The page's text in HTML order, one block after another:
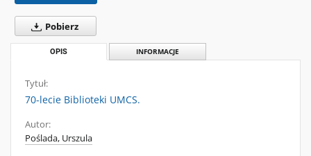
Pobierz
OPIS INFORMACJE
Tytuł:
70-lecie Biblioteki UMCS.
Autor:
Poślada, Urszula